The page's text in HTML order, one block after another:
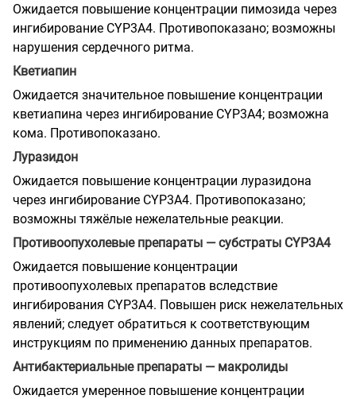
Ожидается повышение концентрации пимозида через
ингибирование CYP3A4. Противопоказано; возможны
нарушения сердечного ритма.
Кветиапин
Ожидается значительное повышение концентрации
кветиапина через ингибирование CYP3A4; возможна
кома. Противопоказано.
Луразидон
Ожидается повышение концентрации луразидона
через ингибирование CYP3A4. Противопоказано;
возможны тяжёлые нежелательные реакции.
Противоопухолевые препараты — субстраты CYP3A4
Ожидается повышение концентрации
противоопухолевых препаратов вследствие
ингибирования CYP3A4. Повышен риск нежелательных
явлений; следует обратиться к соответствующим
инструкциям по применению данных препаратов.
Антибактериальные препараты — макролиды
Ожидается умеренное повышение концентрации